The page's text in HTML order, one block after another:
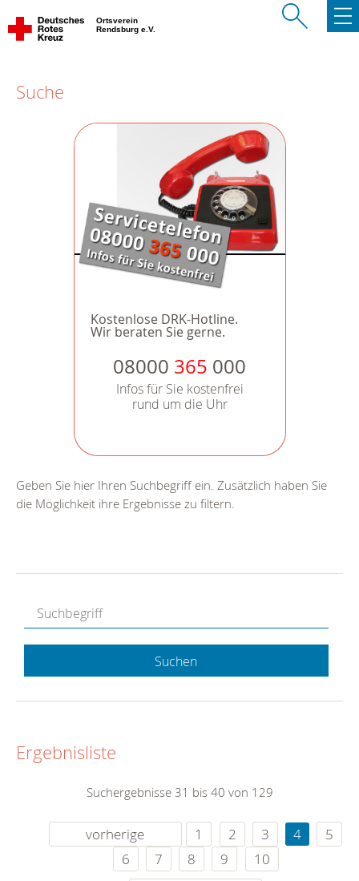
Ortsverein
Rendsburg e.V.
Suche
Kostenlose DRK-Hotline.
Wir beraten Sie gerne.
08000 365 000
Infos für Sie kostenfrei
rund um die Uhr
Geben Sie hier Ihren Suchbegriff ein. Zusätzlich haben Sie
die Möglichkeit ihre Ergebnisse zu filtern.
Suchen
Ergebnisliste
Suchergebnisse 31 bis 40 von 129
vorherige 1 2 3 4
5
6
7 8 9
10